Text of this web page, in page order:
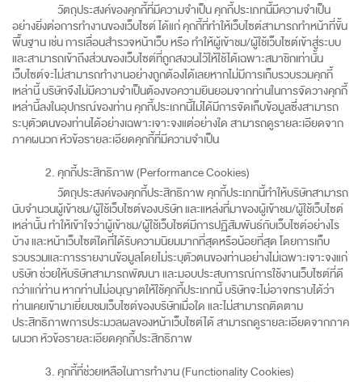
วัตถุประสงค์ของคุกกี้ที่มีความจำเป็น คุกกี้ประเภทนี้มีความจำเป็น
อย่างยิ่งต่อการทำงานของเว็บไซต์ ได้แก่ คุกกี้ที่ทำให้เว็บไซต์สามารถทำหน้าที่ขั้น
พื้นฐาน เช่น การเลื่อนสำรวจหน้าเว็บ หรือ ทำให้ผู้เข้าชม/ผู้ใช้เว็บไซต์เข้าสู่ระบบ
และสามารถเข้าถึงส่วนของเว็บไซต์ที่ถูกสงวนไว้ให้ใช้ได้เฉพาะสมาชิกเท่านั้น
เว็บไซต์จะไม่สามารถทำงานอย่างถูกต้องได้เลยหากไม่มีการเก็บรวบรวมคุกกี้
เหล่านี้ บริษัทจึงไม่มีความจำเป็นต้องขอความยินยอมจากท่านในการจัดวางคุกกี้
เหล่านี้ลงในอุปกรณ์ของท่าน คุกกี้ประเภทนี้ไม่ได้มีการจัดเก็บข้อมูลซึ่งสามารถ
ระบุตัวตนของท่านได้อย่างเฉพาะเจาะจงแต่อย่างใด สามารถดูรายละเอียดจาก
ภาคผนวก หัวข้อรายละเอียดคุกกี้ที่มีความจำเป็น
คุกกี้ประสิทธิภาพ (Performance Cookies)
วัตถุประสงค์ของคุกกี้ประสิทธิภาพ คุกกี้ประเภทนี้ทำให้บริษัทสามารถ
นับจำนวนผู้เข้าชม/ผู้ใช้เว็บไซต์ของบริษัท และแหล่งที่มาของผู้เข้าชม/ผู้ใช้เว็บไซต์
เหล่านั้น ทำให้เข้าใจว่าผู้เข้าชม/ผู้ใช้เว็บไซต์มีการปฏิสัมพันธ์กับเว็บไซต์อย่างไร
บ้าง และหน้าเว็บไซต์ใดที่ได้รับความนิยมมากที่สุดหรือน้อยที่สุด โดยการเก็บ
รวบรวมและการรายงานข้อมูลโดยไม่ระบุตัวตนของท่านอย่างไม่เฉพาะเจาะจงแก่
บริษัท ช่วยให้บริษัทสามารถพัฒนา และมอบประสบการณ์การใช้งานเว็บไซต์ที่ดี
กว่าแก่ท่าน หากท่านไม่อนุญาตให้ใช้คุกกี้ประเภทนี้ บริษัทจะไม่อาจทราบได้ว่า
ท่านเคยเข้ามาเยี่ยมชมเว็บไซต์ของบริษัทเมื่อใด และไม่สามารถติดตาม
ประสิทธิภาพการประมวลผลของหน้าเว็บไซต์ได้ สามารถดูรายละเอียดจากภาค
ผนวก หัวข้อรายละเอียดคุกกี้ประสิทธิภาพ
คุกกี้ที่ช่วยเหลือในการทำงาน (Functionality Cookies)